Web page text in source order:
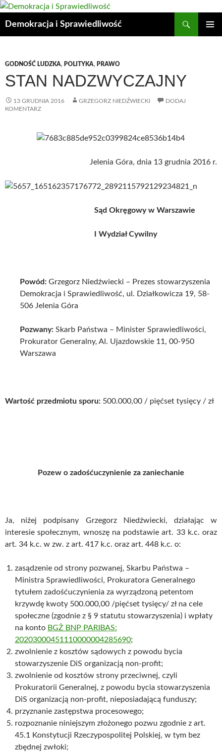
Przejdź
treści
Demokracja i Sprawiedliwość
GODNOŚĆ LUDZKA, POLITYKA, PRAWO
STAN NADZWYCZAJNY
13 GRUDNIA 2016 GRZEGORZ NIEDŹWIECKI
DODAJ
KOMENTARZ
Jelenia Góra, dnia 13 grudnia 2016 r.
Sąd Okręgowy w Warszawie
I Wydział Cywilny
Powód: Grzegorz Niedźwiecki – Prezes stowarzyszenia
Demokracja i Sprawiedliwość, ul. Działkowicza 19, 58-
506 Jelenia Góra
Pozwany: Skarb Państwa – Minister Sprawiedliwości,
Prokurator Generalny, Al. Ujazdowskie 11, 00-950
Warszawa
Wartość przedmiotu sporu: 500.000,00 / pięćset tysięcy / zł
Pozew o zadośćuczynienie za zaniechanie
Ja, niżej podpisany Grzegorz Niedźwiecki, działając w
interesie społecznym, wnoszę na podstawie art. 33 k.c. oraz
art. 34 k.c. w zw. z art. 417 k.c. oraz art. 448 k.c. o:
zasądzenie od strony pozwanej, Skarbu Państwa –
Ministra Sprawiedliwości, Prokuratora Generalnego
tytułem zadośćuczynienia za wyrządzoną petentom
krzywdę kwoty 500.000,00 /pięćset tysięcy/ zł na cele
społeczne (zgodnie z § 9 statutu stowarzyszenia) i wpłaty
na konto BGŻ BNP PARIBAS:
20203000451110000004285690;
zwolnienie z kosztów sądowych z powodu bycia
stowarzyszenie DiS organizacją non-profit;
zwolnienie od kosztów strony przeciwnej, czyli
Prokuratorii Generalnej, z powodu bycia stowarzyszenia
DiS organizacją non-profit, nieposiadającą funduszy;
przyznanie zastępstwa procesowego;
rozpoznanie niniejszym złożonego pozwu zgodnie z art.
45.1 Konstytucji Rzeczypospolitej Polskiej, w tym bez
zbędnej zwłoki;